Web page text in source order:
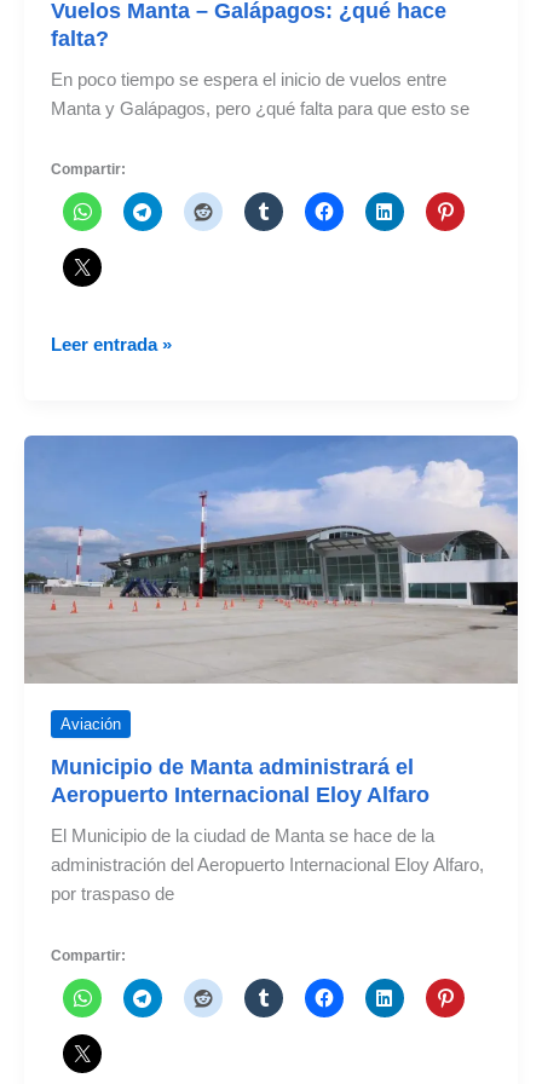
Vuelos Manta – Galápagos: ¿qué hace
falta?
En poco tiempo se espera el inicio de vuelos entre
Manta y Galápagos, pero ¿qué falta para que esto se
Compartir:
Vuelos
Galápagos:
Leer entrada »
Aviación
Municipio de Manta administrará el
Aeropuerto Internacional Eloy Alfaro
El Municipio de la ciudad de Manta se hace de la
administración del Aeropuerto Internacional Eloy Alfaro,
por traspaso de
Compartir: